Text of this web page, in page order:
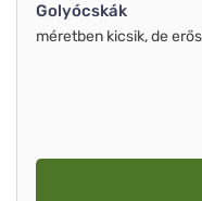
Golyócskák
méretben kicsik, de